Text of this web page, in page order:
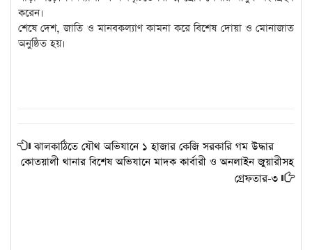
করেন।
শেষে দেশ, জাতি ও মানবকল্যাণ কামনা করে বিশেষ দোয়া ও মোনাজাত
অনুষ্ঠিত হয়।
ঝালকাঠিতে যৌথ অভিযানে ১ হাজার কেজি সরকারি গম উদ্ধার
কোতয়ালী থানার বিশেষ অভিযানে মাদক কার্বারী ও অনলাইন জুয়ারীসহ
গ্রেফতার-৩